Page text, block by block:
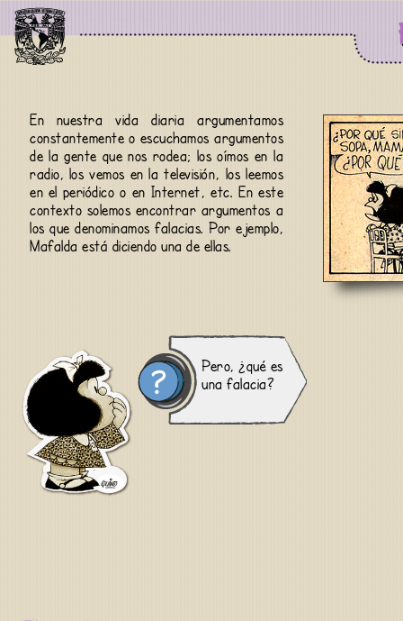
En nuestra vida diaria argumentamos
constantemente o escuchamos argumentos
de la gente que nos rodea; los oímos en la
radio, los vemos en la televisión, los leemos
en el periódico o en Internet, etc. En este
contexto solemos encontrar argumentos a
los que denominamos falacias. Por ejemplo,
Mafalda está diciendo una de ellas.
Pero, ¿qué es
una falacia?